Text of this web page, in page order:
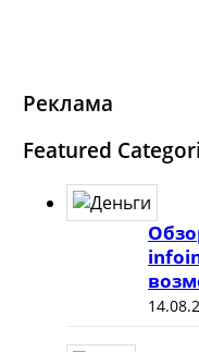
Реклама
Featured